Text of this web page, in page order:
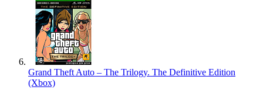
Grand Theft Auto – The Trilogy. The Definitive Edition
(Xbox)